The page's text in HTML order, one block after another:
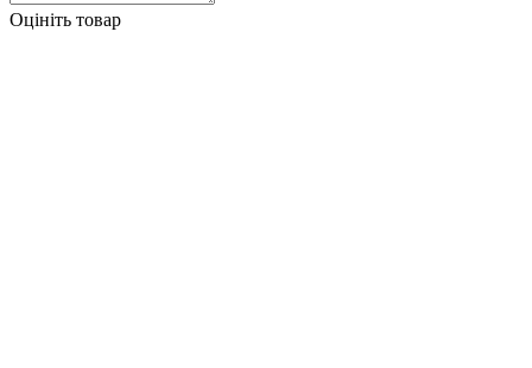
Оцініть товар